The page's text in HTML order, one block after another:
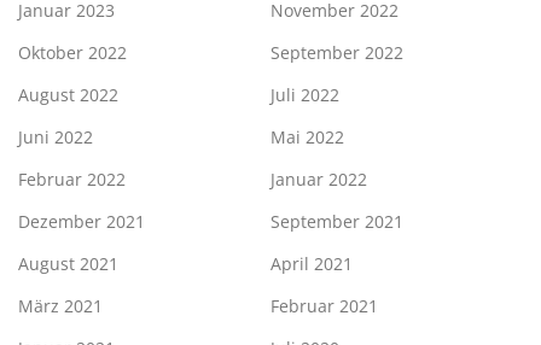
Januar 2023
November 2022
Oktober 2022
September 2022
August 2022
Juli 2022
Juni 2022
Mai 2022
Februar 2022
Januar 2022
Dezember 2021
September 2021
August 2021
April 2021
März 2021
Februar 2021